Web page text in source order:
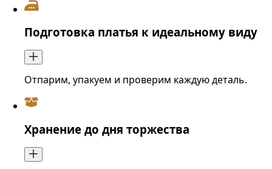
Подготовка платья к идеальному виду
Отпарим, упакуем и проверим каждую деталь.
Хранение до дня торжества